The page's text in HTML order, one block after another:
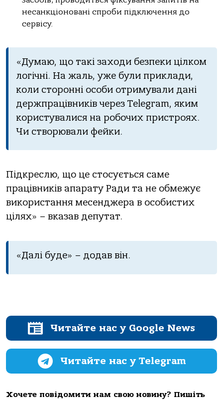
несанкціоновані спроби підключення до
сервісу.
«Думаю, що такі заходи безпеки цілком
логічні. На жаль, уже були приклади,
коли сторонні особи отримували дані
держпрацівників через Telegram, яким
користувалися на робочих пристроях.
Чи створювали фейки.
Підкреслю, що це стосується саме
працівників апарату Ради та не обмежує
використання месенджера в особистих
цілях» – вказав депутат.
«Далі буде» – додав він.
Читайте нас у Google News
Читайте нас у Telegram
Хочете повідомити нам свою новину? Пишіть